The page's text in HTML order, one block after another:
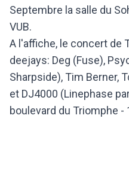
Septembre la salle du
VUB.
A l'affiche, le concert de
deejays: Deg (Fuse),
Sharpside), Tim Berner,
et DJ4000 (Linephase
boulevard du Triomphe -